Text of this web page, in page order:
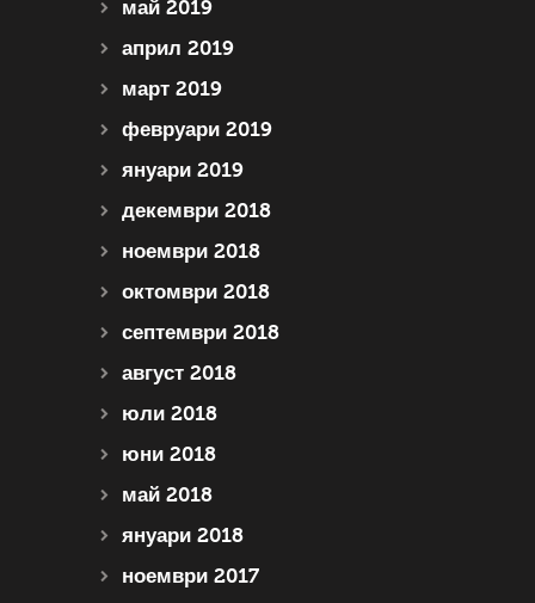
май 2019
април 2019
март 2019
февруари 2019
януари 2019
декември 2018
ноември 2018
октомври 2018
септември 2018
август 2018
юли 2018
юни 2018
май 2018
януари 2018
ноември 2017